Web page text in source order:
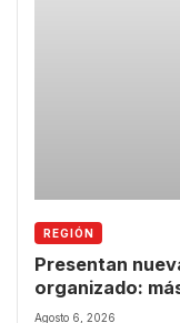
REGIÓN
Presentan
organizado:
más estrictas y
Agosto 6, 2026